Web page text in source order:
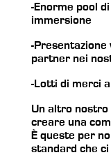
-Enorme pool
immersione
-Presentazione
partner nei
-Lotti di merci
Un altro nostro
creare una
È queste per
standard che